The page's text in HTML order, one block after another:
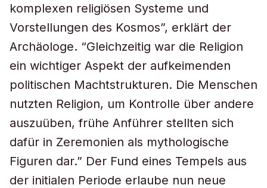
komplexen religiösen Systeme und
Vorstellungen des Kosmos”, erklärt der
Archäologe. “Gleichzeitig war die Religion
ein wichtiger Aspekt der aufkeimenden
politischen Machtstrukturen. Die Menschen
nutzten Religion, um Kontrolle über andere
auszuüben, frühe Anführer stellten sich
dafür in Zeremonien als mythologische
Figuren dar.” Der Fund eines Tempels aus
der initialen Periode erlaube nun neue